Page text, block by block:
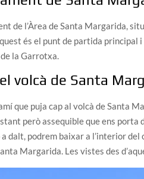
de l’Àrea de Santa Margarida,
és el punt de partida
la Garrotxa.
volcà de Santa
que puja cap al volcà de Santa
però assequible que ens porta
dalt, podrem baixar a l’interior
Margarida. Les vistes des